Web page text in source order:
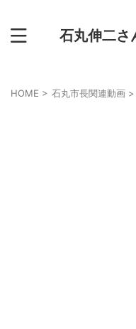
石丸伸二さ
HOME > 石丸市長関連動画 >